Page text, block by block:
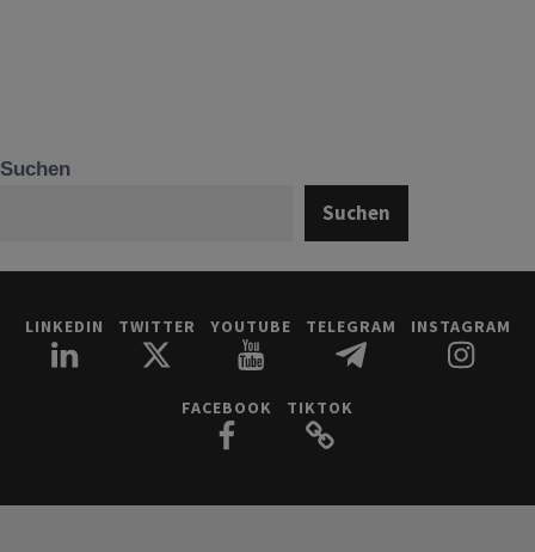
Suchen
Suchen
LINKEDIN TWITTER YOUTUBE TELEGRAM INSTAGRAM
FACEBOOK TIKTOK